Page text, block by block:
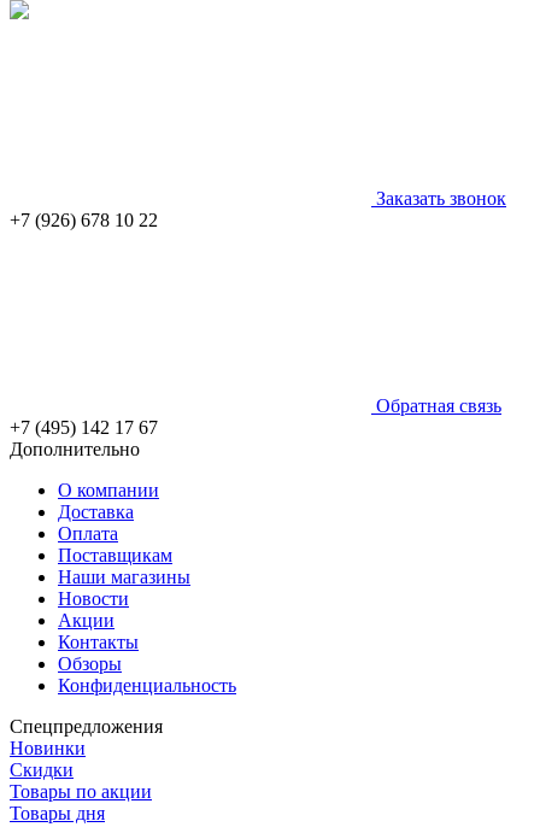
Заказать звонок
+7 (926) 678 10 22
Обратная связь
+7 (495) 142 17 67
Дополнительно
О компании
Доставка
Оплата
Поставщикам
Наши магазины
Новости
Акции
Контакты
Обзоры
Конфиденциальность
Спецпредложения
Новинки
Скидки
Товары по акции
Товары дня